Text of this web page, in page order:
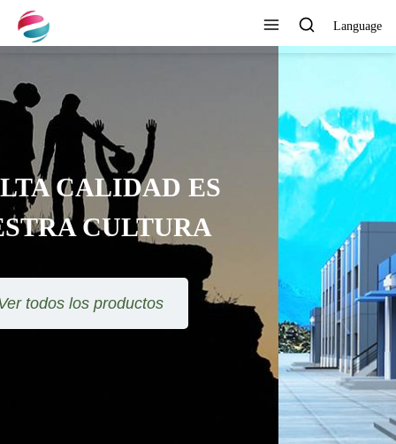
Language
DESARROLLAR
CONTINUAMENTE NUEVOS
PRODUCTOS
Ver todos los productos